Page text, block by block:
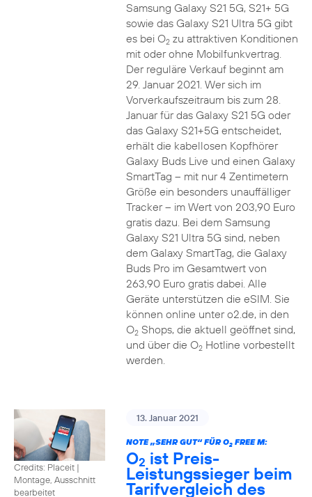
Samsung Galaxy S21 5G, S21+ 5G
sowie das Galaxy S21 Ultra 5G gibt
es bei O2zu attraktiven Konditionen
mit oder ohne Mobilfunkvertrag.
Der reguläre Verkauf beginnt am
29. Januar 2021. Wer sich im
Vorverkaufszeitraum bis zum 28.
Januar für das Galaxy S21 5G oder
das Galaxy S21+5G entscheidet,
erhält die kabellosen Kopfhörer
Galaxy Buds Live und einen Galaxy
SmartTag – mit nur 4 Zentimetern
Größe ein besonders unauffälliger
Tracker – im Wert von 203,90 Euro
gratis dazu. Bei dem Samsung
Galaxy S21 Ultra 5G sind, neben
dem Galaxy SmartTag, die Galaxy
Buds Pro im Gesamtwert von
263,90 Euro gratis dabei. Alle
Geräte unterstützen die eSIM. Sie
können online unter o2.de, in den
O2Shops, die aktuell geöffnet sind,
und über die O2Hotline vorbestellt
werden.
Credits: Placeit |
Montage, Ausschnitt
bearbeitet
13. Januar 2021
NOTE „SEHR GUT“ FÜR O2FREE M:
O2 ist Preis-
Leistungssieger beim
Tarifvergleich des